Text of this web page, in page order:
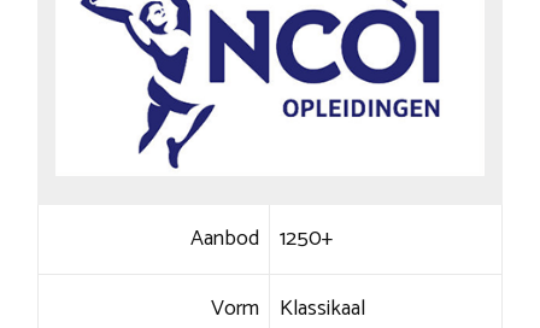
Aanbod 1250+
Vorm Klassikaal